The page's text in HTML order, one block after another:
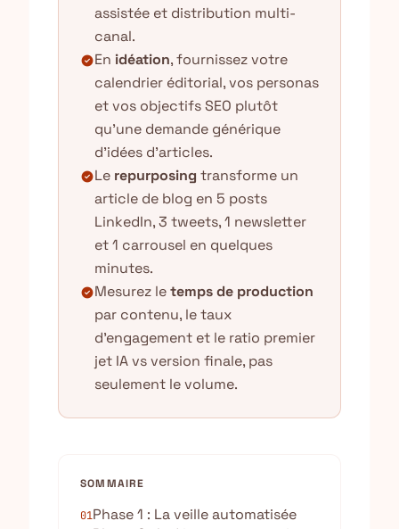
assistée et distribution multi-
canal.
check_circleEn idéation, fournissez votre
calendrier éditorial, vos personas
et vos objectifs SEO plutôt
qu'une demande générique
d'idées d'articles.
check_circleLe repurposing transforme un
article de blog en 5 posts
LinkedIn, 3 tweets, 1 newsletter
et 1 carrousel en quelques
minutes.
check_circleMesurez letemps de production
par contenu, le taux
d'engagement et le ratio premier
jet IA vs version finale, pas
seulement le volume.
SOMMAIRE
01Phase 1 : La veille automatisée